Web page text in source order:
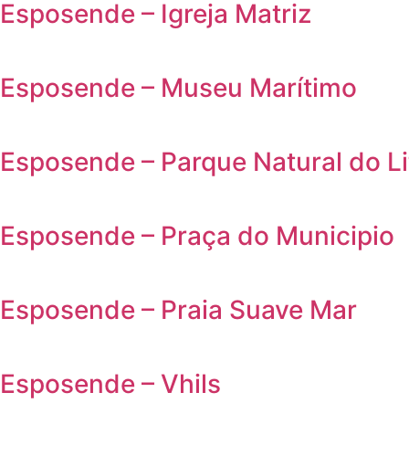
Esposende – Igreja Matriz
Esposende – Museu Marítimo
Esposende – Parque Natural do
Esposende – Praça do Municipio
Esposende – Praia Suave Mar
Esposende – Vhils